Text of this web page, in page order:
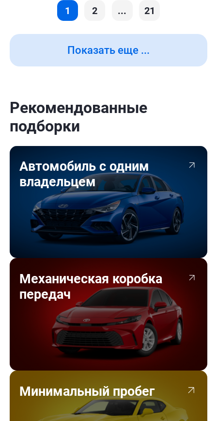
Показать еще ...
1 2 ... 21
Рекомендованные
подборки
Автомобиль с одним
владельцем
Механическая коробка
передач
Минимальный пробег